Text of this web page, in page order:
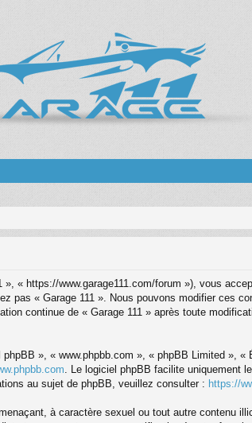
« https://www.garage111.com/forum »), vous
pas « Garage 111 ». Nous pouvons modifier ces
continue de « Garage 111 » après toute
», « www.phpbb.com », « phpBB Limited »,
. Le logiciel phpBB facilite uniquement
au sujet de phpBB, veuillez consulter : https://
à caractère sexuel ou tout autre contenu